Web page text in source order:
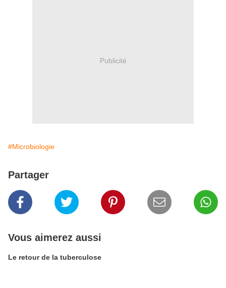
Publicité
#Microbiologie
Partager
Vous aimerez aussi
Le retour de la tuberculose